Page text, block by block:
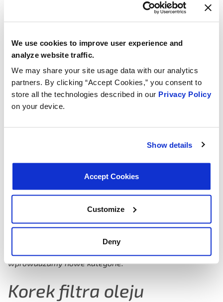
We use cookies to improve user experience and
analyze website traffic.
We may share your site usage data with our analytics
partners. By clicking “Accept Cookies,” you consent to
store all the technologies described in our Privacy Policy
on your device.
Show details
Accept Cookies
Customize
Deny
T108
VIO 1,070,318
WPROWADZAMY NOWE KATEGORIE!
wprowadzamy nowe kategorie:
Korek filtra oleju